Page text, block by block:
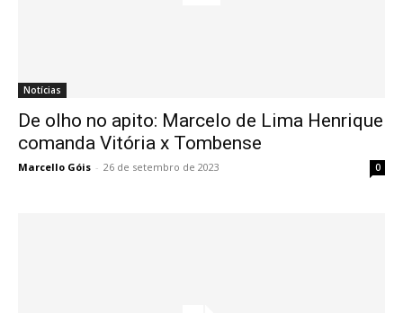
Notícias
De olho no apito: Marcelo de Lima Henrique
comanda Vitória x Tombense
Marcello Góis - 26 de setembro de 2023 0